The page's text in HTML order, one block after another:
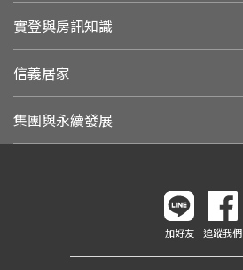
實登與房訊知識
信義居家
集團與永續發展
加好友 追蹤我們